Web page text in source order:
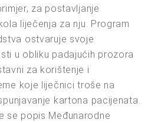
za postavljanje
liječenja za nju. Program
ostvaruje svoje
u obliku padajućih prozora
za korištenje i
koje liječnici troše na
kartona pacijenata.
se popis Međunarodne